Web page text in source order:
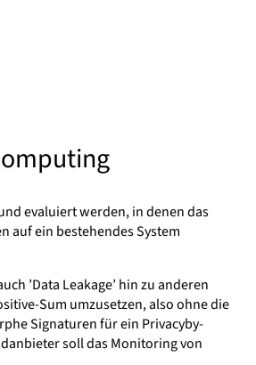
evaluiert werden, in denen das
auf ein bestehendes System
’Data Leakage’ hin zu anderen
Sum umzusetzen, also ohne die
Signaturen für ein Privacyby-
soll das Monitoring von